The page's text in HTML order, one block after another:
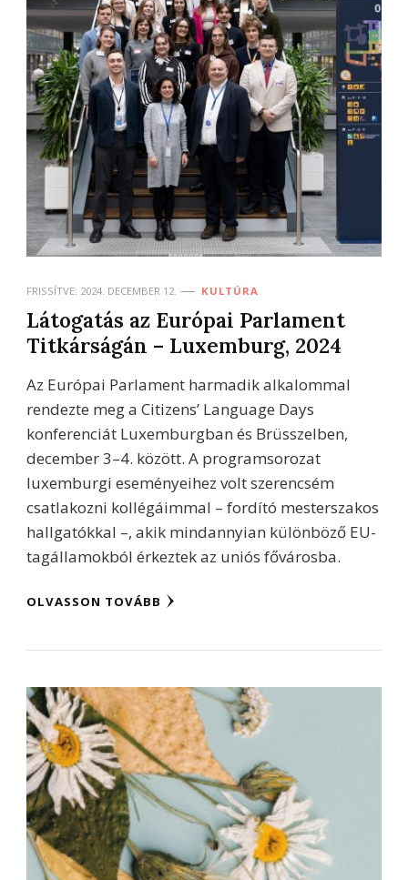
FRISSÍTVE: 2024. DECEMBER 12. KULTÚRA
Látogatás az Európai Parlament
Titkárságán – Luxemburg, 2024
Az Európai Parlament harmadik alkalommal
rendezte meg a Citizens’ Language Days
konferenciát Luxemburgban és Brüsszelben,
december 3–4. között. A programsorozat
luxemburgi eseményeihez volt szerencsém
csatlakozni kollégáimmal – fordító mesterszakos
hallgatókkal –, akik mindannyian különböző EU-
tagállamokból érkeztek az uniós fővárosba.
OLVASSON TOVÁBB